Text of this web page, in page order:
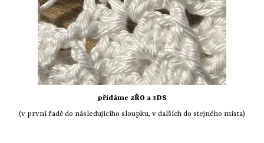
přidáme 2ŘO a 3DS
(v první řadě do následujícího sloupku, v dalších do stejného místa)